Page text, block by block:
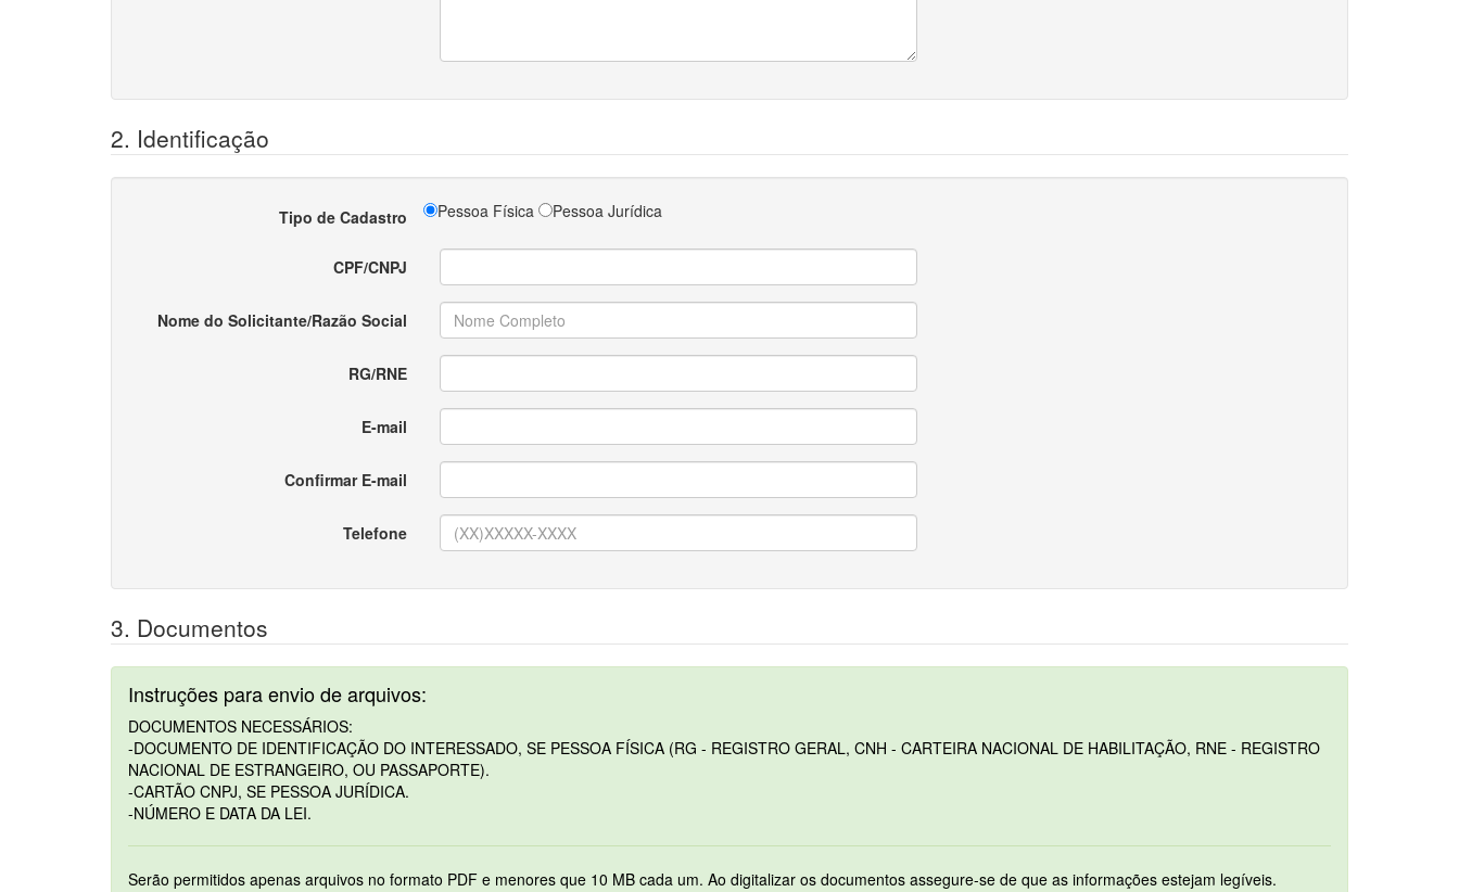
2. Identificação
Tipo de Cadastro Pessoa Física Pessoa Jurídica
CPF/CNPJ
Nome do Solicitante/Razão Social
RG/RNE
E-mail
Confirmar E-mail
Telefone
3. Documentos
Instruções para envio de arquivos:
DOCUMENTOS NECESSÁRIOS:
-DOCUMENTO DE IDENTIFICAÇÃO DO INTERESSADO, SE PESSOA FÍSICA (RG - REGISTRO GERAL, CNH - CARTEIRA NACIONAL DE HABILITAÇÃO, RNE - REGISTRO
NACIONAL DE ESTRANGEIRO, OU PASSAPORTE).
-CARTÃO CNPJ, SE PESSOA JURÍDICA.
-NÚMERO E DATA DA LEI.
Serão permitidos apenas arquivos no formato PDF e menores que 10 MB cada um. Ao digitalizar os documentos assegure-se de que as informações estejam legíveis.